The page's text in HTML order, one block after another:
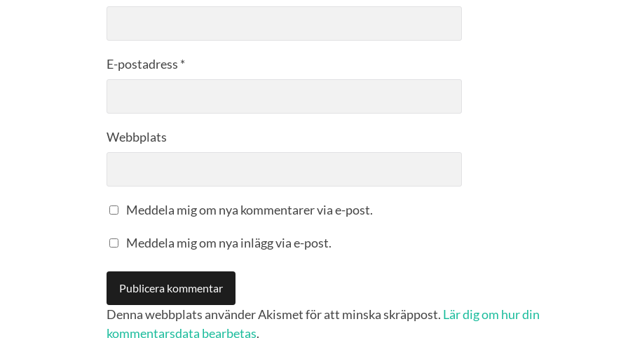
E-postadress *
Webbplats
Meddela mig om nya kommentarer via e-post.
Meddela mig om nya inlägg via e-post.
Denna webbplats använder Akismet för att minska skräppost. Lär dig om hur din
kommentarsdata bearbetas.